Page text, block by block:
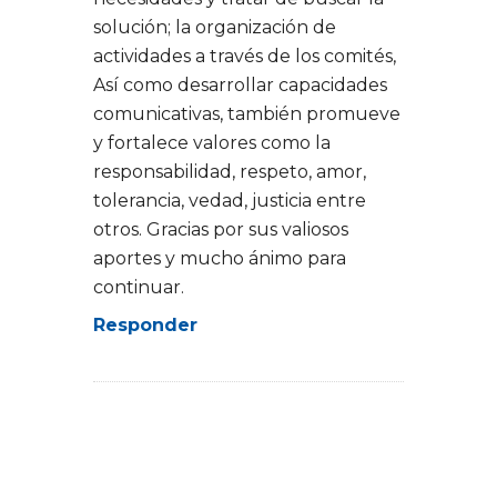
solución; la organización de
actividades a través de los comités,
Así como desarrollar capacidades
comunicativas, también promueve
y fortalece valores como la
responsabilidad, respeto, amor,
tolerancia, vedad, justicia entre
otros. Gracias por sus valiosos
aportes y mucho ánimo para
continuar.
Responder